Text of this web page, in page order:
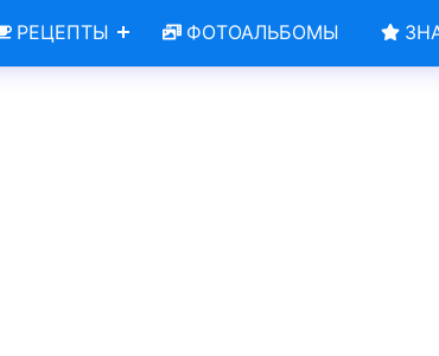
РЕЦЕПТЫ ФОТОАЛЬБОМЫ